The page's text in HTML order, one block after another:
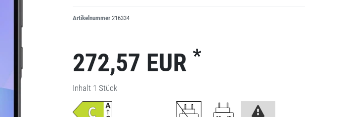
Artikelnummer 216334
272,57 EUR *
Inhalt 1 Stück